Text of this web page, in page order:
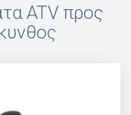
ATV προς